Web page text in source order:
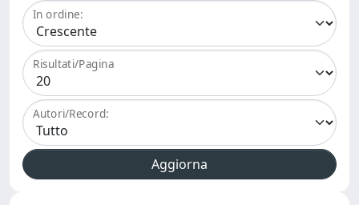
In ordine:
Risultati/Pagina
Autori/Record: